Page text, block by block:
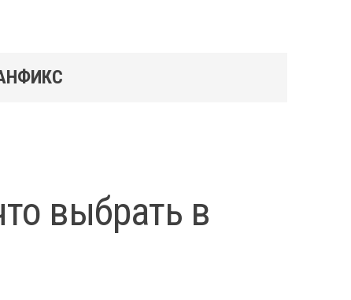
выбрать в